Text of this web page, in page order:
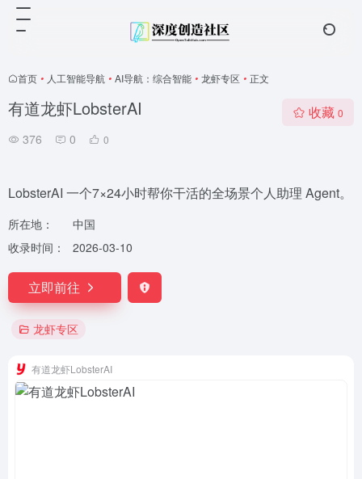
首页 • 人工智能导航 • AI导航：综合智能 • 龙虾专区 • 正文
有道龙虾LobsterAI
376 0 0
收藏 0
LobsterAI 一个7×24小时帮你干活的全场景个人助理 Agent。
所在地：
中国
收录时间：
2026-03-10
立即前往
龙虾专区
有道龙虾LobsterAI